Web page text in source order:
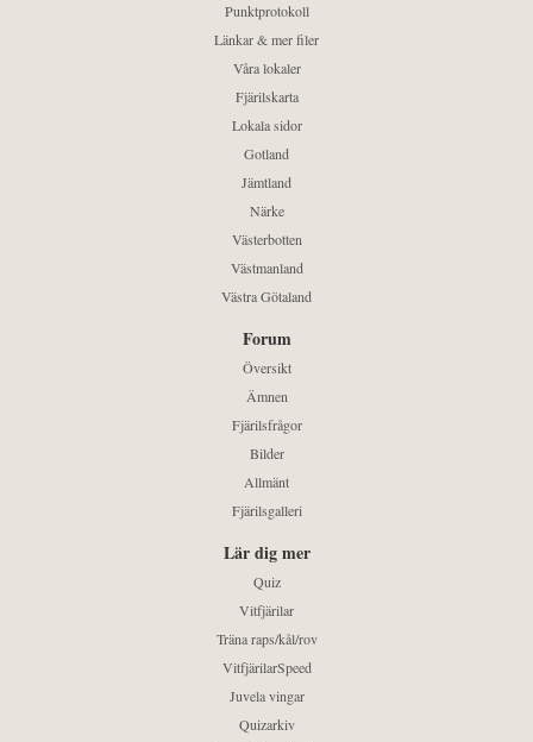
Punktprotokoll
Länkar & mer filer
Våra lokaler
Fjärilskarta
Lokala sidor
Gotland
Jämtland
Närke
Västerbotten
Västmanland
Västra Götaland
Forum
Översikt
Ämnen
Fjärilsfrågor
Bilder
Allmänt
Fjärilsgalleri
Lär dig mer
Quiz
Vitfjärilar
Träna raps/kål/rov
VitfjärilarSpeed
Juvela vingar
Quizarkiv